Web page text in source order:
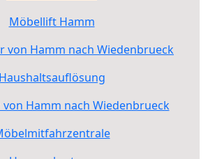
Möbellift Hamm
von Hamm nach Wiedenbrueck
Haushaltsauflösung
von Hamm nach Wiedenbrueck